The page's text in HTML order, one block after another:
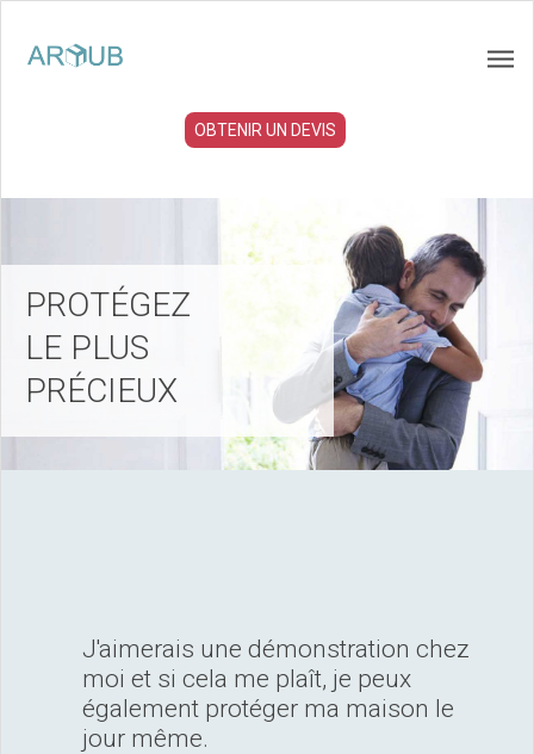
OBTENIR UN DEVIS
PROTÉGEZ
LE PLUS
PRÉCIEUX
J'aimerais une démonstration chez
moi et si cela me plaît, je peux
également protéger ma maison le
jour même.